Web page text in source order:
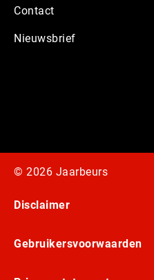
Contact
Nieuwsbrief
© 2026 Jaarbeurs
Disclaimer
Gebruikersvoorwaarden